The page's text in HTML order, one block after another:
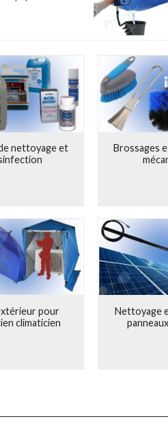
Muraux
sur batterie ou secteur,
efficace des cassettes de
nettoyage et
Brossages
pour
climaticien
Nettoyage